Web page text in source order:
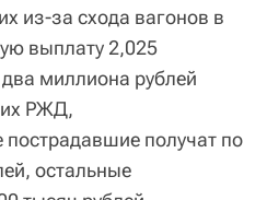
из-за схода вагонов в
выплату 2,025
миллиона рублей
РЖД,
получат по
остальные